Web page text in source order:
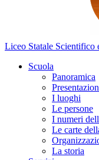
Liceo Statale Scientifico
Scuola
Panoramica
I luoghi
Le persone
I numeri
Le carte
La storia